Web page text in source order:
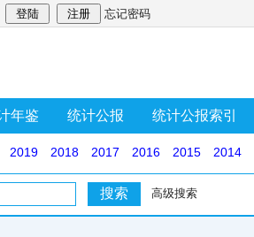
忘记密码
年鉴 统计公报 统计公报索引
2019 2018 2017 2016 2015 2014
高级搜索